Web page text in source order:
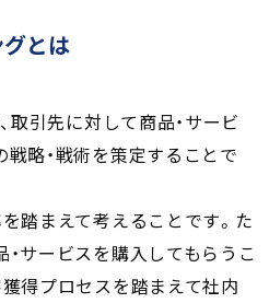
とは
引先に対して商品・サービ
略・戦術を策定することで
踏まえて考えることです。た
サービスを購入してもらうこ
得プロセスを踏まえて社内